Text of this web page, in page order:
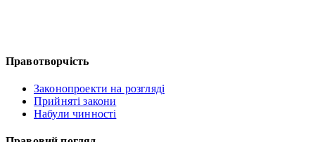
Правотворчість
Законопроекти на розгляді
Прийняті закони
Набули чинності